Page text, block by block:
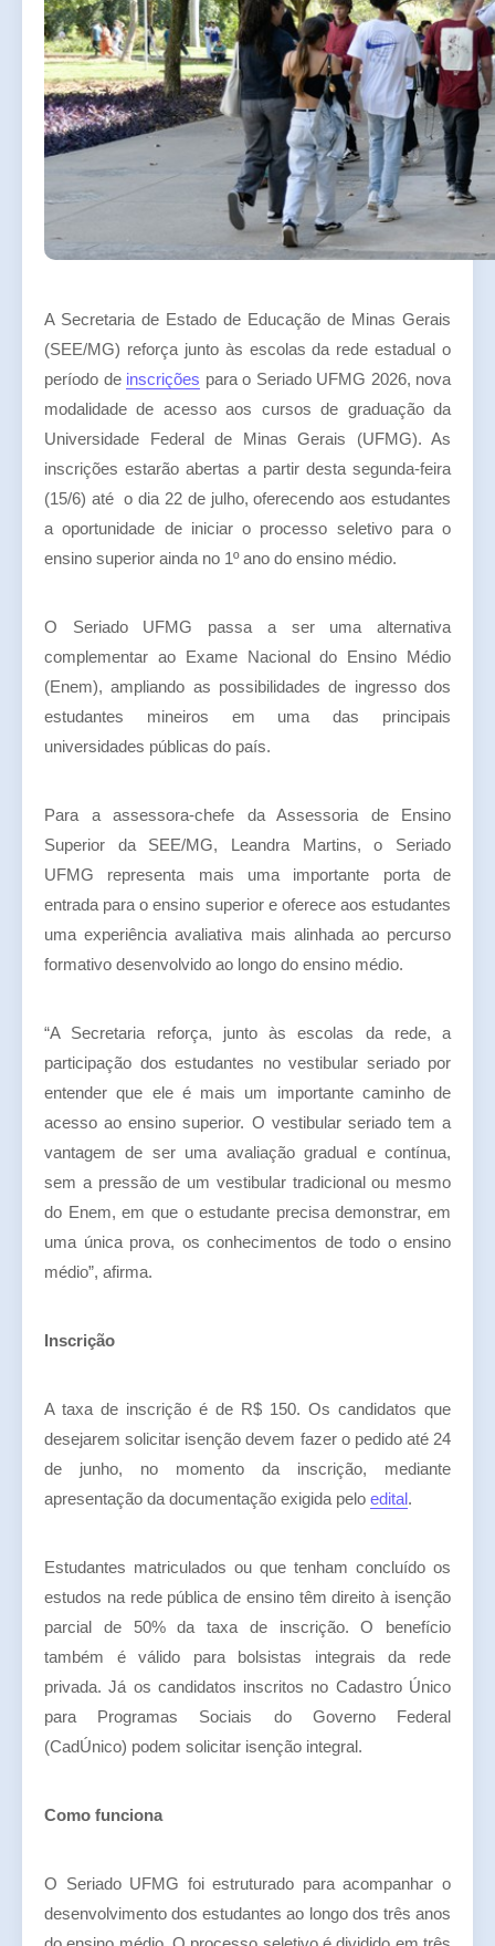
A Secretaria de Estado de Educação de Minas Gerais
(SEE/MG) reforça junto às escolas da rede estadual o
período de inscrições para o Seriado UFMG 2026, nova
modalidade de acesso aos cursos de graduação da
Universidade Federal de Minas Gerais (UFMG). As
inscrições estarão abertas a partir desta segunda-feira
(15/6) até o dia 22 de julho, oferecendo aos estudantes
a oportunidade de iniciar o processo seletivo para o
ensino superior ainda no 1º ano do ensino médio.
O Seriado UFMG passa a ser uma alternativa
complementar ao Exame Nacional do Ensino Médio
(Enem), ampliando as possibilidades de ingresso dos
estudantes mineiros em uma das principais
universidades públicas do país.
Para a assessora-chefe da Assessoria de Ensino
Superior da SEE/MG, Leandra Martins, o Seriado
UFMG representa mais uma importante porta de
entrada para o ensino superior e oferece aos estudantes
uma experiência avaliativa mais alinhada ao percurso
formativo desenvolvido ao longo do ensino médio.
“A Secretaria reforça, junto às escolas da rede, a
participação dos estudantes no vestibular seriado por
entender que ele é mais um importante caminho de
acesso ao ensino superior. O vestibular seriado tem a
vantagem de ser uma avaliação gradual e contínua,
sem a pressão de um vestibular tradicional ou mesmo
do Enem, em que o estudante precisa demonstrar, em
uma única prova, os conhecimentos de todo o ensino
médio”, afirma.
Inscrição
A taxa de inscrição é de R$ 150. Os candidatos que
desejarem solicitar isenção devem fazer o pedido até 24
de junho, no momento da inscrição, mediante
apresentação da documentação exigida pelo edital.
Estudantes matriculados ou que tenham concluído os
estudos na rede pública de ensino têm direito à isenção
parcial de 50% da taxa de inscrição. O benefício
também é válido para bolsistas integrais da rede
privada. Já os candidatos inscritos no Cadastro Único
para Programas Sociais do Governo Federal
(CadÚnico) podem solicitar isenção integral.
Como funciona
O Seriado UFMG foi estruturado para acompanhar o
desenvolvimento dos estudantes ao longo dos três anos